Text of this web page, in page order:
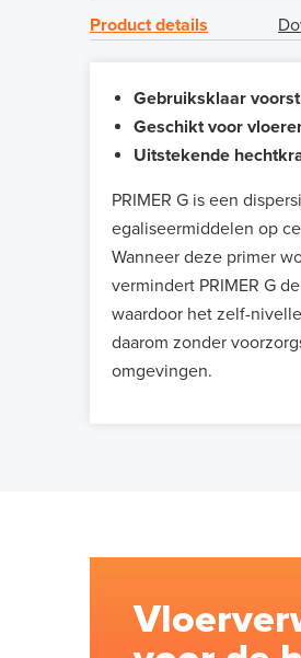
Product details
Gebruiksklaar
Geschikt voor
Uitstekende
PRIMER G is een
egaliseermiddelen op
Wanneer deze primer
vermindert PRIMER G
waardoor het zelf-
daarom zonder
omgevingen.